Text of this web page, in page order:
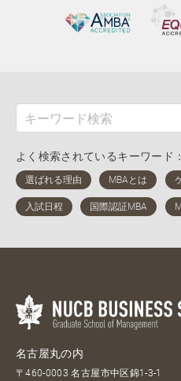
よく検索されているキーワード：
名古屋丸の内
〒460-0003 名古屋市中区錦1-3-1